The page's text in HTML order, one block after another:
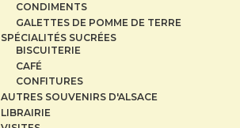
CONDIMENTS
GALETTES DE POMME DE TERRE
SPÉCIALITÉS SUCRÉES
BISCUITERIE
CAFÉ
CONFITURES
AUTRES SOUVENIRS D'ALSACE
LIBRAIRIE